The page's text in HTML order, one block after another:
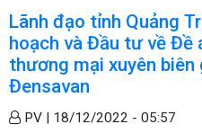
Lãnh đạo tỉnh Quảng
hoạch và Đầu tư về Đề
thương mại xuyên biên
Đensavan
PV | 18/12/2022 - 05:57